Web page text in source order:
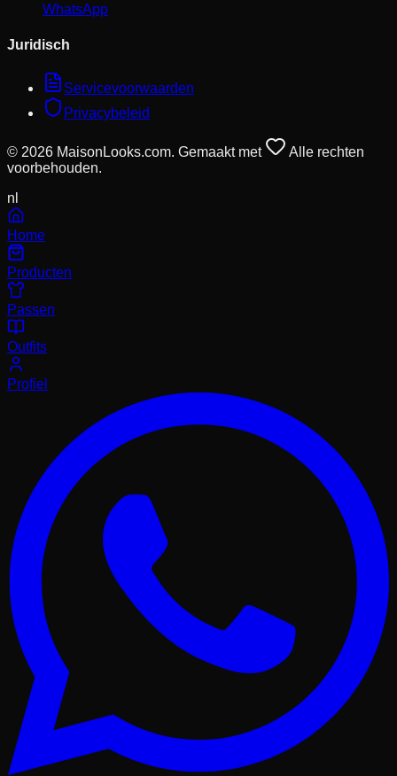
WhatsApp
Juridisch
Servicevoorwaarden
Privacybeleid
© 2026 MaisonLooks.com. Gemaakt met
Alle rechten
voorbehouden.
nl
Home
Producten
Passen
Outfits
Profiel